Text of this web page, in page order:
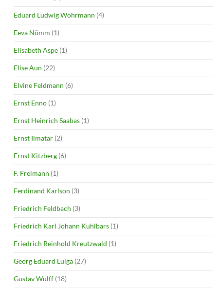
Eduard Ludwig Wöhrmann (4)
Eeva Nõmm (1)
Elisabeth Aspe (1)
Elise Aun (22)
Elvine Feldmann (6)
Ernst Enno (1)
Ernst Heinrich Saabas (1)
Ernst Ilmatar (2)
Ernst Kitzberg (6)
F. Freimann (1)
Ferdinand Karlson (3)
Friedrich Feldbach (3)
Friedrich Karl Johann Kuhlbars (1)
Friedrich Reinhold Kreutzwald (1)
Georg Eduard Luiga (27)
Gustav Wulff (18)